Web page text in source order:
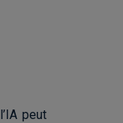
peut